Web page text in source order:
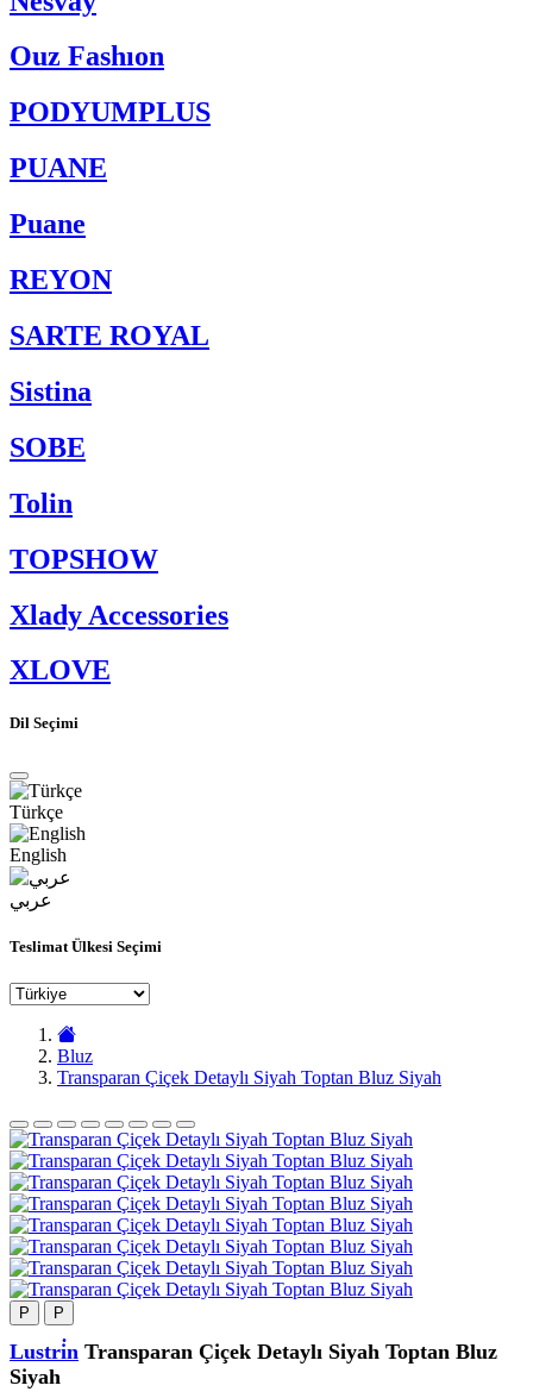
Ouz Fashıon
PODYUMPLUS
PUANE
Puane
REYON
SARTE ROYAL
Sistina
SOBE
Tolin
TOPSHOW
Xlady Accessories
XLOVE
Dil Seçimi
Türkçe
English
عربي
Teslimat Ülkesi Seçimi
Bluz
Transparan Çiçek Detaylı Siyah Toptan Bluz Siyah
P P
Lustri̇n Transparan Çiçek Detaylı Siyah Toptan Bluz
Siyah